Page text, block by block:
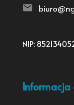
NIP: